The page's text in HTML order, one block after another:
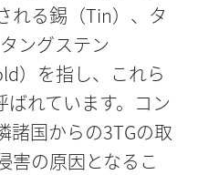
れる錫（Tin）、タ
ングステン
）を指し、これら
ばれています。コン
諸国からの3TGの取
害の原因となるこ